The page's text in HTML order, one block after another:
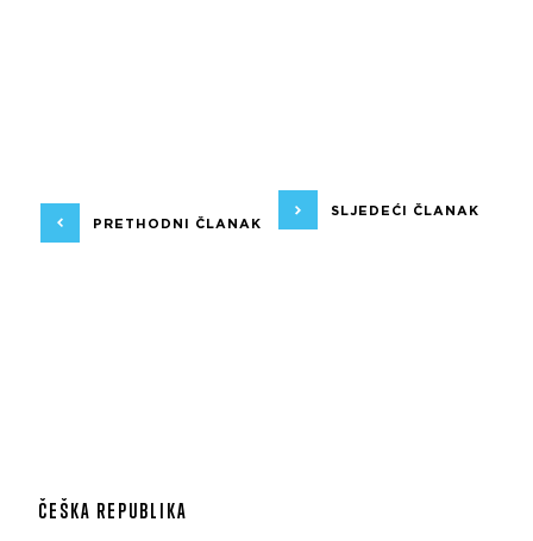
PRETHODNI ČLANAK
SLJEDEĆI ČLANAK
ČEŠKA REPUBLIKA